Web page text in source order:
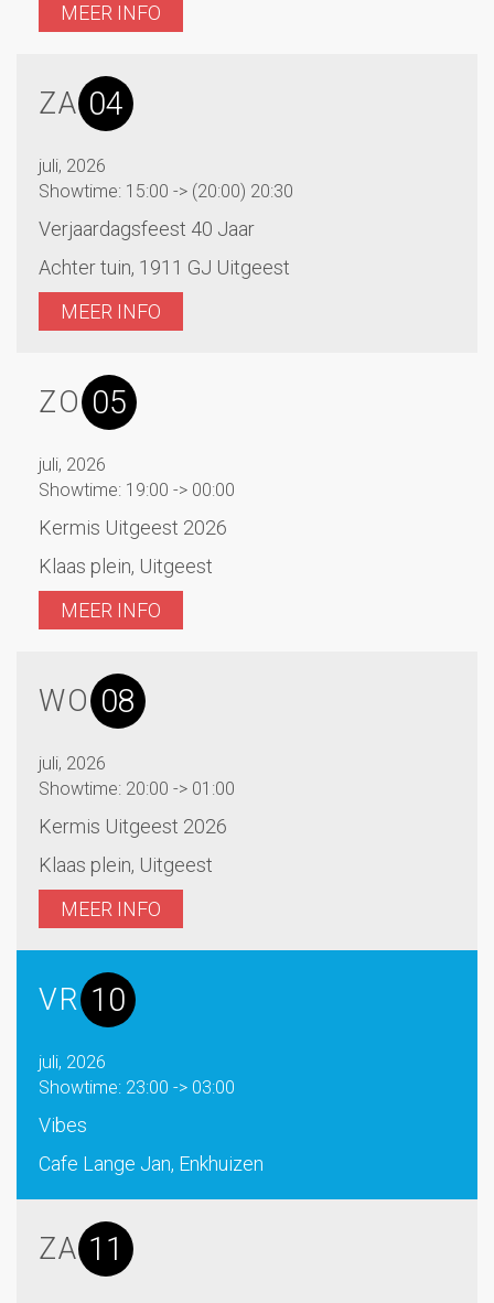
MEER INFO
ZA 04
juli, 2026
Showtime: 15:00 -> (20:00) 20:30
Verjaardagsfeest 40 Jaar
Achter tuin, 1911 GJ Uitgeest
MEER INFO
ZO 05
juli, 2026
Showtime: 19:00 -> 00:00
Kermis Uitgeest 2026
Klaas plein, Uitgeest
MEER INFO
WO 08
juli, 2026
Showtime: 20:00 -> 01:00
Kermis Uitgeest 2026
Klaas plein, Uitgeest
MEER INFO
VR 10
juli, 2026
Showtime: 23:00 -> 03:00
Vibes
Cafe Lange Jan, Enkhuizen
ZA 11